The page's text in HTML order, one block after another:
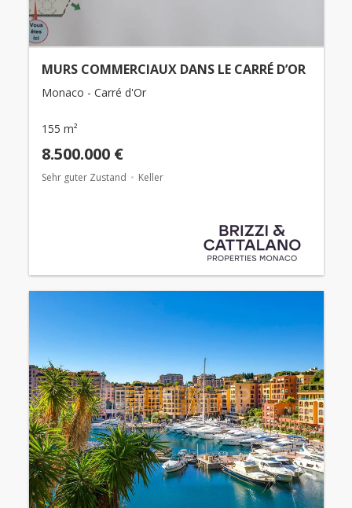
MURS COMMERCIAUX DANS LE CARRÉ D’OR
Monaco - Carré d'Or
155 m²
8.500.000 €
Sehr guter Zustand Keller